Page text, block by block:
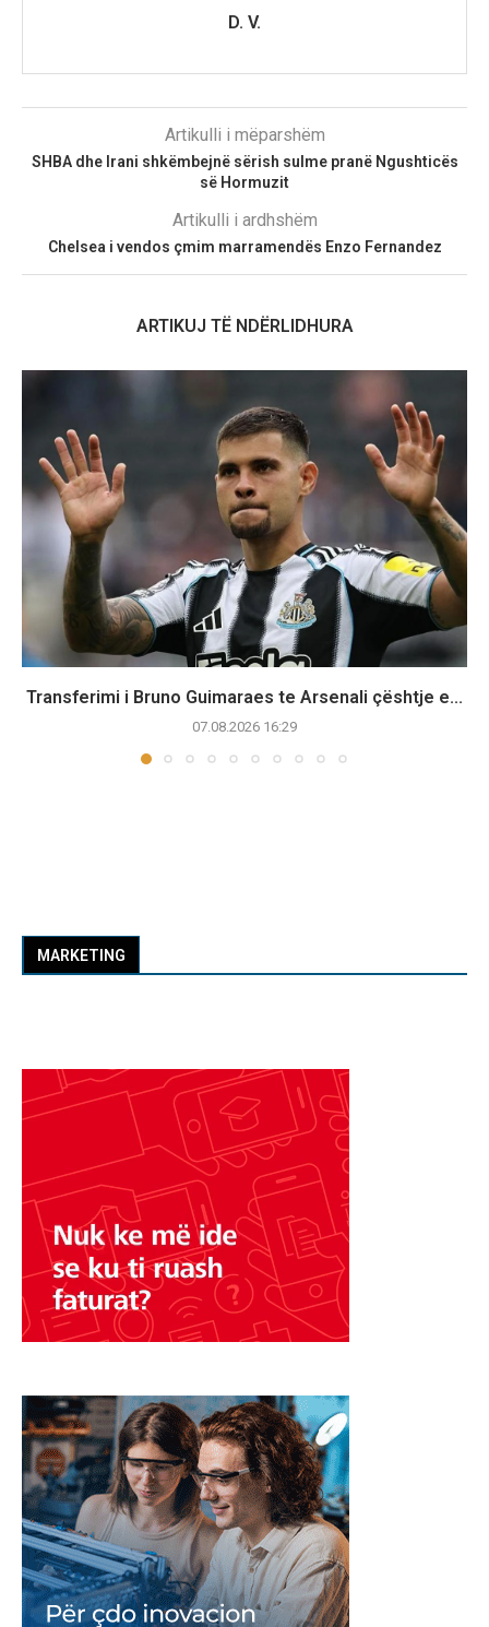
D. V.
Artikulli i mëparshëm
SHBA dhe Irani shkëmbejnë sërish sulme pranë Ngushticës
së Hormuzit
Artikulli i ardhshëm
Chelsea i vendos çmim marramendës Enzo Fernandez
ARTIKUJ TË NDËRLIDHURA
Transferimi i Bruno Guimaraes te Arsenali çështje e...
07.08.2026 16:29
MARKETING